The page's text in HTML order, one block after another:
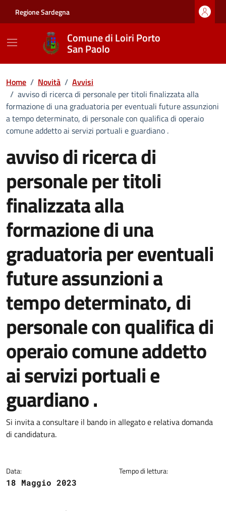
Regione Sardegna
Comune di Loiri Porto
San Paolo
Home / Novità / Avvisi
/ avviso di ricerca di personale per titoli finalizzata alla
formazione di una graduatoria per eventuali future assunzioni
a tempo determinato, di personale con qualifica di operaio
comune addetto ai servizi portuali e guardiano .
avviso di ricerca di
personale per titoli
finalizzata alla
formazione di una
graduatoria per eventuali
future assunzioni a
tempo determinato, di
personale con qualifica di
operaio comune addetto
ai servizi portuali e
guardiano .
Dettagli della notizia
Si invita a consultare il bando in allegato e relativa domanda
di candidatura.
Data:
18 Maggio 2023
Tempo di lettura: